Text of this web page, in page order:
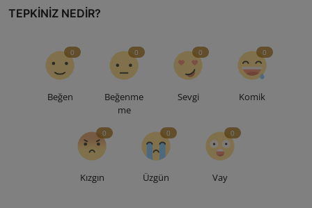
TEPKINIZ NEDIR?
Beğen
0
Beğenme
me
0
Sevgi
0
Komik
0
Kızgın
0
Üzgün
0
Vay
0